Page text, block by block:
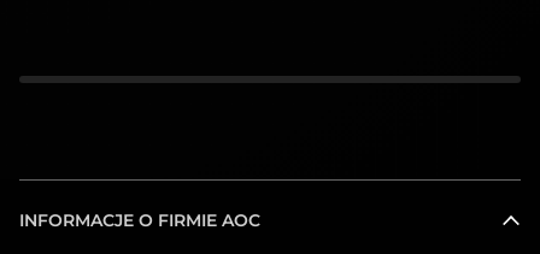
INFORMACJE O FIRMIE AOC